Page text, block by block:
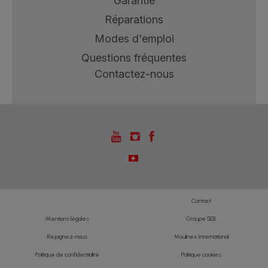
Réparations
Modes d'emploi
Questions fréquentes
Contactez-nous
Contact
Mentions légales Groupe SEB
Rejoignez-nous Moulinex International
Politique de confidentialité Politique cookies